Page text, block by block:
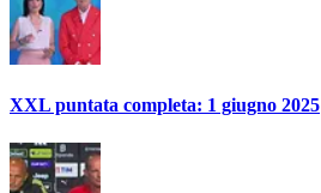
XXL puntata completa: 1 giugno 2025